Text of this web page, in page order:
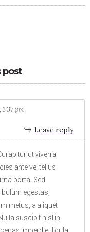
post
1:37 pm
Leave reply
ut viverra
ante vel tellus
porta. Sed
egestas,
metus, a aliquet
suscipit nisl in